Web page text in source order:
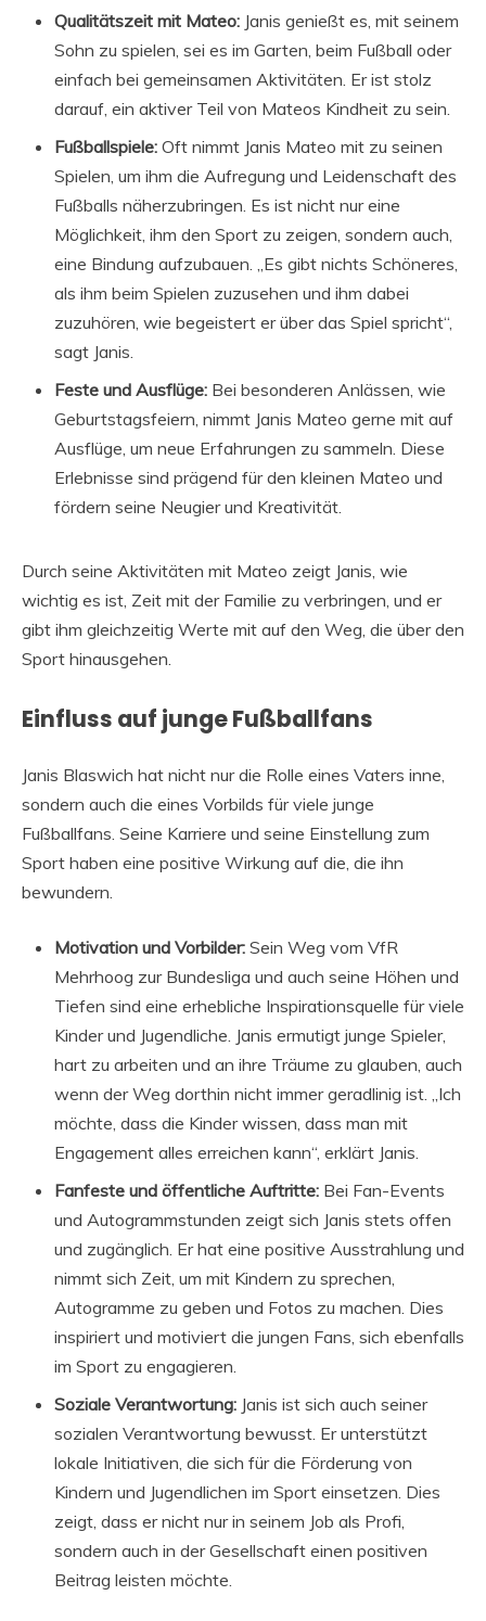
Qualitätszeit mit Mateo: Janis genießt es, mit seinem
Sohn zu spielen, sei es im Garten, beim Fußball oder
einfach bei gemeinsamen Aktivitäten. Er ist stolz
darauf, ein aktiver Teil von Mateos Kindheit zu sein.
Fußballspiele: Oft nimmt Janis Mateo mit zu seinen
Spielen, um ihm die Aufregung und Leidenschaft des
Fußballs näherzubringen. Es ist nicht nur eine
Möglichkeit, ihm den Sport zu zeigen, sondern auch,
eine Bindung aufzubauen. „Es gibt nichts Schöneres,
als ihm beim Spielen zuzusehen und ihm dabei
zuzuhören, wie begeistert er über das Spiel spricht“,
sagt Janis.
Feste und Ausflüge: Bei besonderen Anlässen, wie
Geburtstagsfeiern, nimmt Janis Mateo gerne mit auf
Ausflüge, um neue Erfahrungen zu sammeln. Diese
Erlebnisse sind prägend für den kleinen Mateo und
fördern seine Neugier und Kreativität.
Durch seine Aktivitäten mit Mateo zeigt Janis, wie
wichtig es ist, Zeit mit der Familie zu verbringen, und er
gibt ihm gleichzeitig Werte mit auf den Weg, die über den
Sport hinausgehen.
Einfluss auf junge Fußballfans
Janis Blaswich hat nicht nur die Rolle eines Vaters inne,
sondern auch die eines Vorbilds für viele junge
Fußballfans. Seine Karriere und seine Einstellung zum
Sport haben eine positive Wirkung auf die, die ihn
bewundern.
Motivation und Vorbilder: Sein Weg vom VfR
Mehrhoog zur Bundesliga und auch seine Höhen und
Tiefen sind eine erhebliche Inspirationsquelle für viele
Kinder und Jugendliche. Janis ermutigt junge Spieler,
hart zu arbeiten und an ihre Träume zu glauben, auch
wenn der Weg dorthin nicht immer geradlinig ist. „Ich
möchte, dass die Kinder wissen, dass man mit
Engagement alles erreichen kann“, erklärt Janis.
Fanfeste und öffentliche Auftritte: Bei Fan-Events
und Autogrammstunden zeigt sich Janis stets offen
und zugänglich. Er hat eine positive Ausstrahlung und
nimmt sich Zeit, um mit Kindern zu sprechen,
Autogramme zu geben und Fotos zu machen. Dies
inspiriert und motiviert die jungen Fans, sich ebenfalls
im Sport zu engagieren.
Soziale Verantwortung: Janis ist sich auch seiner
sozialen Verantwortung bewusst. Er unterstützt
lokale Initiativen, die sich für die Förderung von
Kindern und Jugendlichen im Sport einsetzen. Dies
zeigt, dass er nicht nur in seinem Job als Profi,
sondern auch in der Gesellschaft einen positiven
Beitrag leisten möchte.